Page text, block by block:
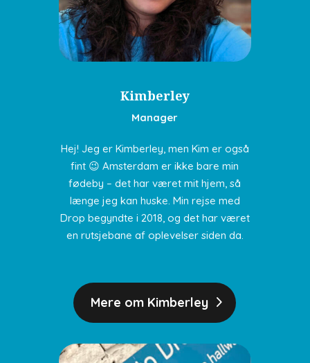
Kimberley
Manager
Hej! Jeg er Kimberley, men Kim er også
fint 😉 Amsterdam er ikke bare min
fødeby – det har været mit hjem, så
længe jeg kan huske. Min rejse med
Drop begyndte i 2018, og det har været
en rutsjebane af oplevelser siden da.
Mere om Kimberley